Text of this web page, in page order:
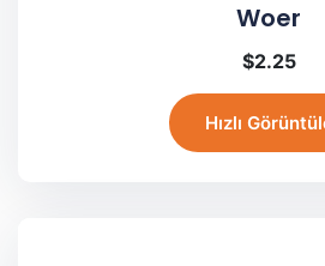
Woer
$2.25
Hızlı